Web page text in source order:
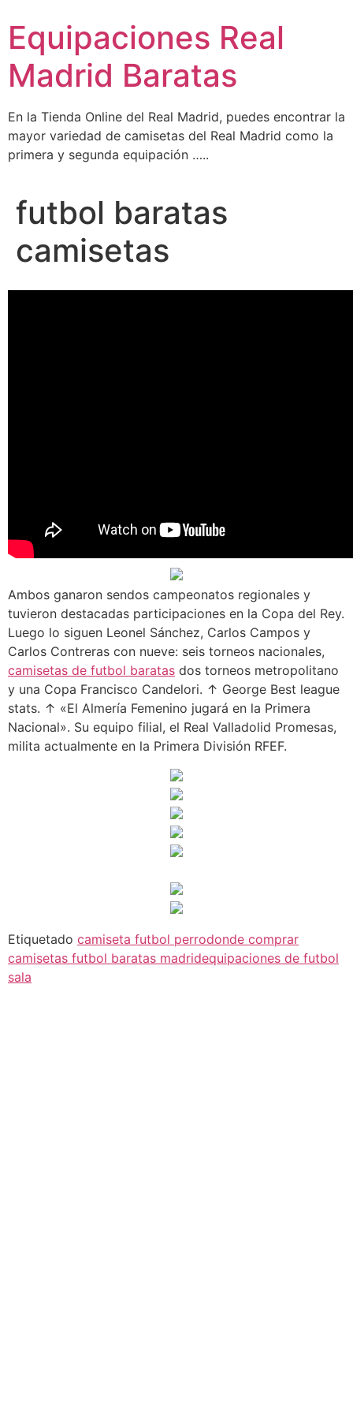
contenido
Equipaciones Real
Madrid Baratas
En la Tienda Online del Real Madrid, puedes encontrar la
mayor variedad de camisetas del Real Madrid como la
primera y segunda equipación …..
futbol baratas
camisetas
Ambos ganaron sendos campeonatos regionales y
tuvieron destacadas participaciones en la Copa del Rey.
Luego lo siguen Leonel Sánchez, Carlos Campos y
Carlos Contreras con nueve: seis torneos nacionales,
camisetas de futbol baratas dos torneos metropolitano
y una Copa Francisco Candelori. ↑ George Best league
stats. ↑ «El Almería Femenino jugará en la Primera
Nacional». Su equipo filial, el Real Valladolid Promesas,
milita actualmente en la Primera División RFEF.
Etiquetado camiseta futbol perrodonde comprar
camisetas futbol baratas madridequipaciones de futbol
sala